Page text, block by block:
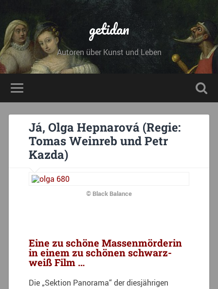
getidan
Autoren über Kunst und Leben
Já, Olga Hepnarová (Regie:
Tomas Weinreb und Petr
Kazda)
© Black Balance
Eine zu schöne Massenmörderin
in einem zu schönen schwarz-
weiß Film …
Die „Sektion Panorama“ der diesjährigen